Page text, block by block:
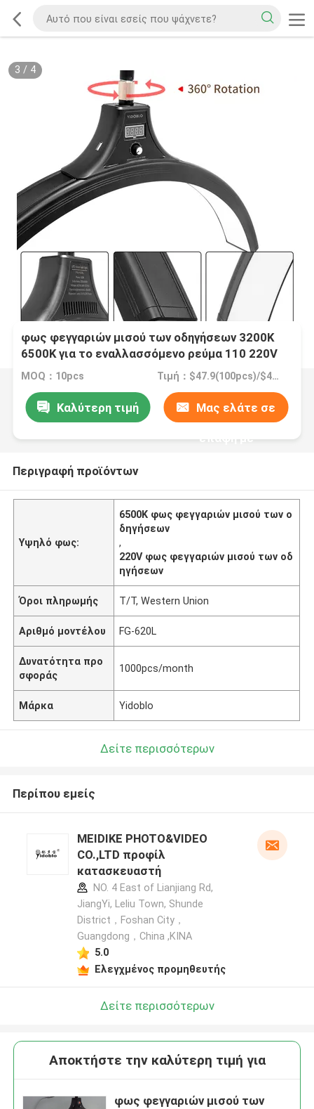
3 / 4
φως φεγγαριών μισού των οδηγήσεων 3200K
6500K για το εναλλασσόμενο ρεύμα 110 220V
λαμπτήρων ομορφιάς επέκτασης μαστιγίων
MOQ：10pcs Τιμή：$47.9(100pcs)/$45.7(300pcs)
Καλύτερη τιμή Μας ελάτε σε
επαφή με
Περιγραφή προϊόντων
Υψηλό φως:
6500K φως φεγγαριών μισού των ο
δηγήσεων
,
220V φως φεγγαριών μισού των οδ
ηγήσεων
Όροι πληρωμής T/T, Western Union
Αριθμό μοντέλου FG-620L
Δυνατότητα προ
σφοράς
1000pcs/month
Μάρκα Yidoblo
Δείτε περισσότερων
Περίπου εμείς
MEIDIKE PHOTO&VIDEO
CO.,LTD προφίλ
κατασκευαστή
NO. 4 East of Lianjiang Rd,
JiangYi, Leliu Town, Shunde
District，Foshan City，
Guangdong，China ,ΚΙΝΑ
5.0
Ελεγχμένος προμηθευτής
Δείτε περισσότερων
Αποκτήστε την καλύτερη τιμή για
φως φεγγαριών μισού των